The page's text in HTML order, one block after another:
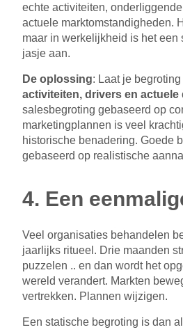
echte activiteiten,
actuele marktomstandigheden.
maar in werkelijkheid is het een
jasje aan.
De oplossing: Laat je
activiteiten, drivers en actuele
salesbegroting gebaseerd op
marketingplannen is veel
historische benadering. Goede
gebaseerd op realistische
4. Een
Veel organisaties behandelen
jaarlijks ritueel. Drie maanden
puzzelen .. en dan wordt het
wereld verandert. Markten
vertrekken. Plannen wijzigen.
Een statische begroting is dan